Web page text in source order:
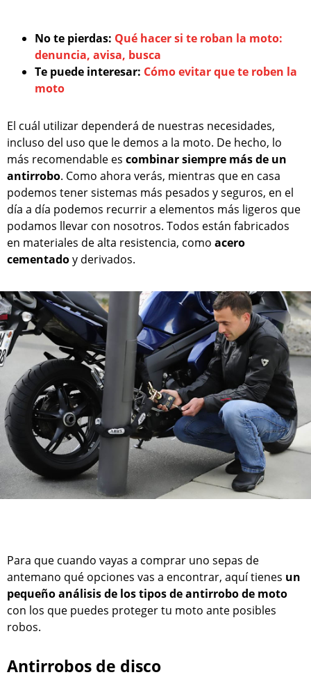
No te pierdas: Qué hacer si te roban la moto:
denuncia, avisa, busca
Te puede interesar: Cómo evitar que te roben la
moto
El cuál utilizar dependerá de nuestras necesidades,
incluso del uso que le demos a la moto. De hecho, lo
más recomendable es combinar siempre más de un
antirrobo. Como ahora verás, mientras que en casa
podemos tener sistemas más pesados y seguros, en el
día a día podemos recurrir a elementos más ligeros que
podamos llevar con nosotros. Todos están fabricados
en materiales de alta resistencia, como acero
cementadoy derivados.
Para que cuando vayas a comprar uno sepas de
antemano qué opciones vas a encontrar, aquí tienes un
pequeño análisis de los tipos de antirrobo de moto
con los que puedes proteger tu moto ante posibles
robos.
Antirrobos de disco